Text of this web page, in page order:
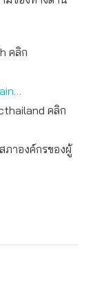
คลิก
คลิก
ภาองค์กรของผู้